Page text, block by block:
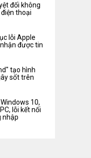
đối không
thoại
lỗi Apple
được tin
tạo hình
sốt trên
10,
lỗi kết nối
nhập